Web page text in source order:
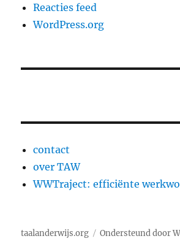
Reacties feed
WordPress.org
contact
over TAW
WWTraject: efficiënte
taalanderwijs.org Ondersteund door